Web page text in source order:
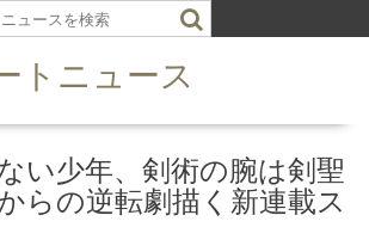
トニュース
い少年、剣術の腕は剣聖
らの逆転劇描く新連載ス